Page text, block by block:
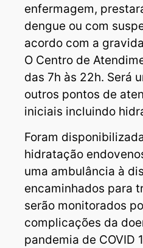
enfermagem,
dengue ou com
acordo com a
O Centro de
das 7h às 22h. Será
outros pontos de
iniciais incluindo
Foram
hidratação
uma ambulância à
encaminhados para
serão monitorados
complicações da
pandemia de COVID